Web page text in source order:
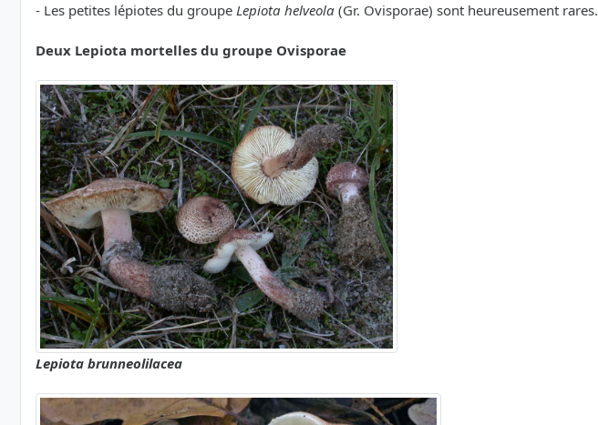
- Les petites lépiotes du groupe Lepiota helveola (Gr. Ovisporae) sont heureusement rares.
Deux Lepiota mortelles du groupe Ovisporae
Lepiota brunneolilacea